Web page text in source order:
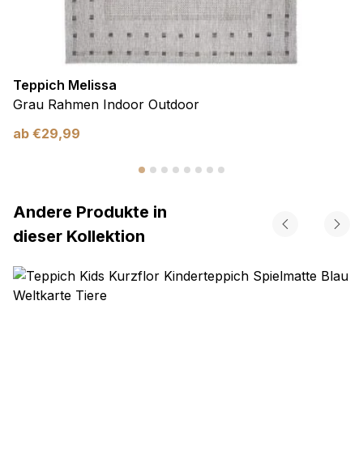
Teppich Melissa
Grau Rahmen Indoor Outdoor
ab €29,99
Andere Produkte in
dieser Kollektion